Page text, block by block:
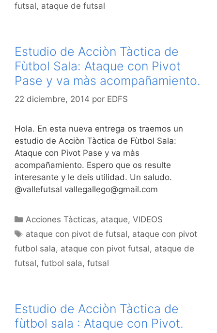
futsal, ataque de futsal
Estudio de Acciòn Tàctica de
Fùtbol Sala: Ataque con Pivot
Pase y va màs acompañamiento.
22 diciembre, 2014 por EDFS
Hola. En esta nueva entrega os traemos un
estudio de Acciòn Tàctica de Fùtbol Sala:
Ataque con Pivot Pase y va màs
acompañamiento. Espero que os resulte
interesante y le deis utilidad. Un saludo.
@vallefutsal vallegallego@gmail.com
Categorías
Acciones Tàcticas, ataque,VIDEOS
Etiquetas
ataque con pivot de futsal, ataque con pivot
futbol sala, ataque con pivot futsal, ataque de
futsal, futbol sala, futsal
Estudio de Acciòn Tàctica de
fùtbol sala : Ataque con Pivot.